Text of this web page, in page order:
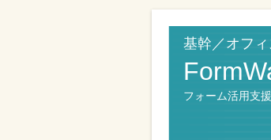
株式会社
ネ
ス
の
効
基幹／オフ
フォーム活用支